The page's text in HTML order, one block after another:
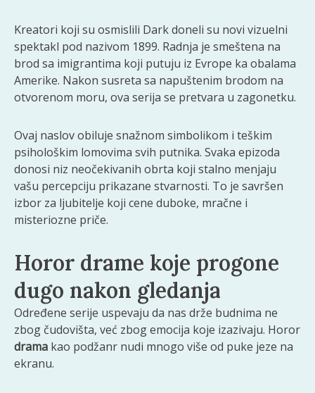
Kreatori koji su osmislili Dark doneli su novi vizuelni
spektakl pod nazivom 1899. Radnja je smeštena na
brod sa imigrantima koji putuju iz Evrope ka obalama
Amerike. Nakon susreta sa napuštenim brodom na
otvorenom moru, ova serija se pretvara u zagonetku.
Ovaj naslov obiluje snažnom simbolikom i teškim
psihološkim lomovima svih putnika. Svaka epizoda
donosi niz neočekivanih obrta koji stalno menjaju
vašu percepciju prikazane stvarnosti. To je savršen
izbor za ljubitelje koji cene duboke, mračne i
misteriozne priče.
Horor drame koje progone
dugo nakon gledanja
Određene serije uspevaju da nas drže budnima ne
zbog čudovišta, već zbog emocija koje izazivaju. Horor
drama kao podžanr nudi mnogo više od puke jeze na
ekranu.